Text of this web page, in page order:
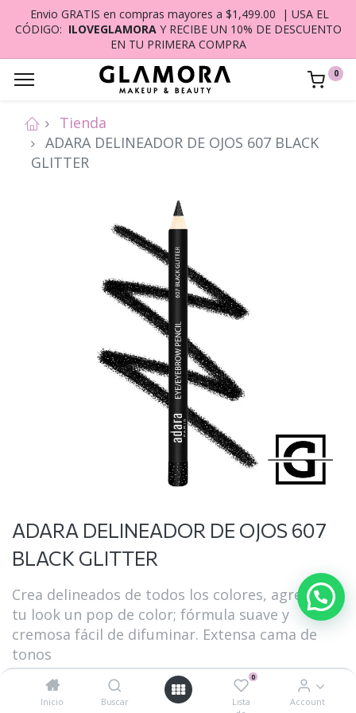
Inicio Buscar
0
Lista
Account
Envio GRATIS en compras mayores a $1,499.00 | USA EL
CÓDIGO: ILOVEGLAMORA Y RECIBE UN 10% DE DESCUENTO
EN TU PRIMERA COMPRA
0
Tienda
ADARA DELINEADOR DE OJOS 607 BLACK
GLITTER
ADARA DELINEADOR DE OJOS 607
BLACK GLITTER
Crea delineados de todos los colores, agrega a
tu look un pop de color; fórmula suave y
cremosa fácil de difuminar. Extensa cama de
tonos
29.40 42.00